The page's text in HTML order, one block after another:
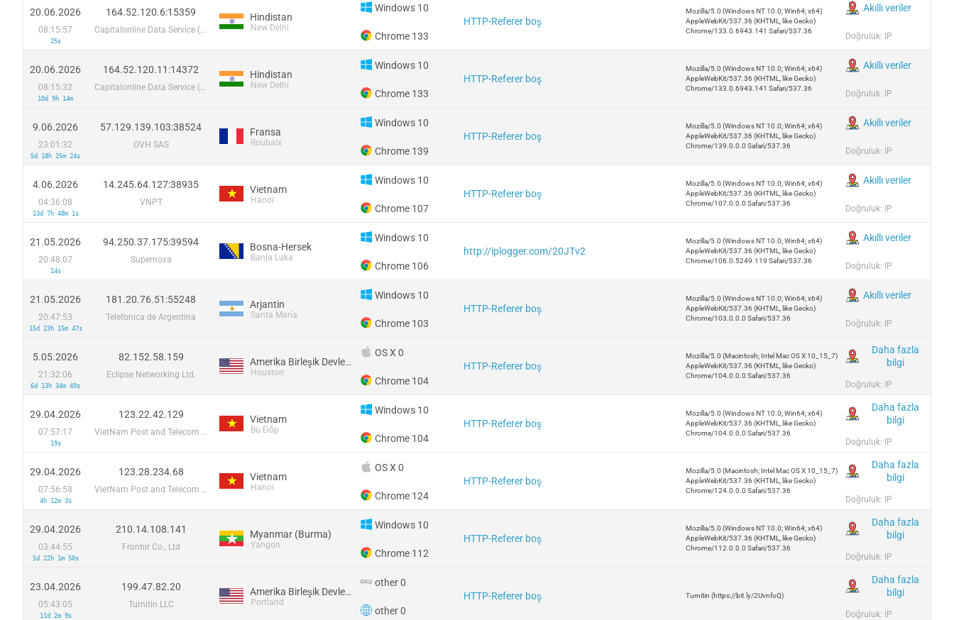
20.06.2026
08:15:57
25s
164.52.120.6:15359
Capitalonline Data Service (HK) Co
Hindistan
New Delhi
Windows 10
Chrome 133
HTTP-Referer boş
Mozilla/5.0 (Windows NT 10.0; Win64; x64)
AppleWebKit/537.36 (KHTML, like Gecko)
Chrome/133.0.6943.141 Safari/537.36
Akıllı veriler
Doğruluk: IP
20.06.2026
08:15:32
10d 9h 14m
164.52.120.11:14372
Capitalonline Data Service (HK) Co
Hindistan
New Delhi
Windows 10
Chrome 133
HTTP-Referer boş
Mozilla/5.0 (Windows NT 10.0; Win64; x64)
AppleWebKit/537.36 (KHTML, like Gecko)
Chrome/133.0.6943.141 Safari/537.36
Akıllı veriler
Doğruluk: IP
9.06.2026
23:01:32
5d 18h 25m 24s
57.129.139.103:38524
OVH SAS
Fransa
Roubaix
Windows 10
Chrome 139
HTTP-Referer boş
Mozilla/5.0 (Windows NT 10.0; Win64; x64)
AppleWebKit/537.36 (KHTML, like Gecko)
Chrome/139.0.0.0 Safari/537.36
Akıllı veriler
Doğruluk: IP
4.06.2026
04:36:08
13d 7h 48m 1s
14.245.64.127:38935
VNPT
Vietnam
Hanoi
Windows 10
Chrome 107
HTTP-Referer boş
Mozilla/5.0 (Windows NT 10.0; Win64; x64)
AppleWebKit/537.36 (KHTML, like Gecko)
Chrome/107.0.0.0 Safari/537.36
Akıllı veriler
Doğruluk: IP
21.05.2026
20:48:07
14s
94.250.37.175:39594
Supernova
Bosna-Hersek
Banja Luka
Windows 10
Chrome 106
http://iplogger.com/20JTv2
Mozilla/5.0 (Windows NT 10.0; Win64; x64)
AppleWebKit/537.36 (KHTML, like Gecko)
Chrome/106.0.5249.119 Safari/537.36
Akıllı veriler
Doğruluk: IP
21.05.2026
20:47:53
15d 23h 15m 47s
181.20.76.51:55248
Telefonica de Argentina
Arjantin
Santa María
Windows 10
Chrome 103
HTTP-Referer boş
Mozilla/5.0 (Windows NT 10.0; Win64; x64)
AppleWebKit/537.36 (KHTML, like Gecko)
Chrome/103.0.0.0 Safari/537.36
Akıllı veriler
Doğruluk: IP
5.05.2026
21:32:06
6d 13h 34m 49s
82.152.58.159
Eclipse Networking Ltd.
Amerika Birleşik Devletleri
Houston
OS X 0
Chrome 104
HTTP-Referer boş
Mozilla/5.0 (Macintosh; Intel Mac OS X 10_15_7)
AppleWebKit/537.36 (KHTML, like Gecko)
Chrome/104.0.0.0 Safari/537.36
Daha fazla
bilgi
Doğruluk: IP
29.04.2026
07:57:17
19s
123.22.42.129
VietNam Post and Telecom Corporation
Vietnam
Bù Đốp
Windows 10
Chrome 104
HTTP-Referer boş
Mozilla/5.0 (Windows NT 10.0; Win64; x64)
AppleWebKit/537.36 (KHTML, like Gecko)
Chrome/104.0.0.0 Safari/537.36
Daha fazla
bilgi
Doğruluk: IP
29.04.2026
07:56:58
4h 12m 3s
123.28.234.68
VietNam Post and Telecom Corporation
Vietnam
Hanoi
OS X 0
Chrome 124
HTTP-Referer boş
Mozilla/5.0 (Macintosh; Intel Mac OS X 10_15_7)
AppleWebKit/537.36 (KHTML, like Gecko)
Chrome/124.0.0.0 Safari/537.36
Daha fazla
bilgi
Doğruluk: IP
29.04.2026
03:44:55
5d 22h 1m 50s
210.14.108.141
Frontiir Co., Ltd
Myanmar (Burma)
Yangon
Windows 10
Chrome 112
HTTP-Referer boş
Mozilla/5.0 (Windows NT 10.0; Win64; x64)
AppleWebKit/537.36 (KHTML, like Gecko)
Chrome/112.0.0.0 Safari/537.36
Daha fazla
bilgi
Doğruluk: IP
23.04.2026
05:43:05
11d 2m 9s
199.47.82.20
Turnitin LLC
Amerika Birleşik Devletleri
Portland
other 0
other 0
HTTP-Referer boş Turnitin (https://bit.ly/2UvnfoQ)
Daha fazla
bilgi
Doğruluk: IP